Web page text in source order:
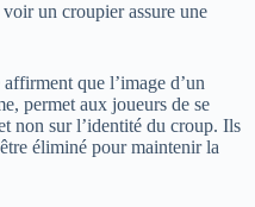
un croupier assure une
que l’image d’un
permet aux joueurs de se
non sur l’identité du croup. Ils
éliminé pour maintenir la